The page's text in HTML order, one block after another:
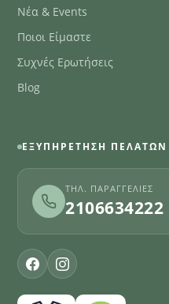
Νέα & Events
Ποιοι Είμαστε
Συχνές Ερωτήσεις
Blog
ΕΞΥΠΗΡΈΤΗΣΗ ΠΕΛΑΤΏΝ
ΤΗΛ. ΠΑΡΑΓΓΕΛΊΕΣ
2106634222